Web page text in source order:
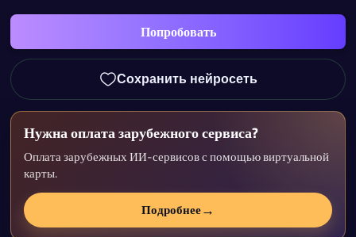
Попробовать
Сохранить нейросеть
Нужна оплата зарубежного сервиса?
Оплата зарубежных ИИ-сервисов с помощью виртуальной
карты.
Подробнее→